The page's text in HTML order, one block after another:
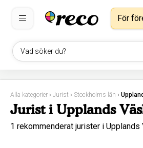
Vad söker du?
För
Alla kategorier › Jurist › Stockholms län ›
Jurist i Upplands
1 rekommenderat jurister i Upplands